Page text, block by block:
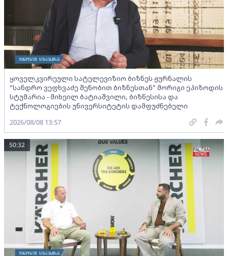
ყოველკვირეული სატელევიზიო ბიზნეს ჟურნალის
"სანდრო ვეფხვაძე შენობით ბიზნესთან" მორიგი ეპიზოდის
სტუმარია - მიხეილ ბატიაშვილი, ბიზნესისა და
ტექნოლოგიების უნივერსიტეტის დამფუძნებელი
2026/08/08 13:57
50:32